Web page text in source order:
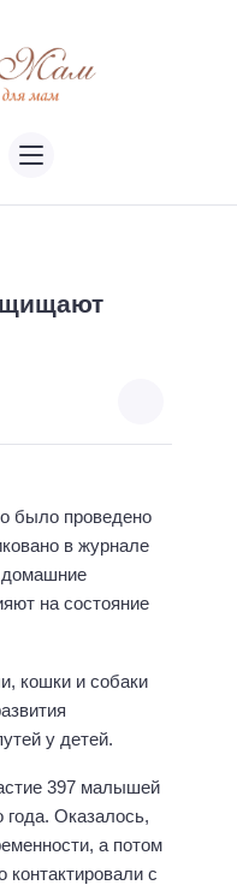
было проведено
в журнале
домашние
на состояние
кошки и собаки
у детей.
397 малышей
года. Оказалось,
а потом
контактировали с